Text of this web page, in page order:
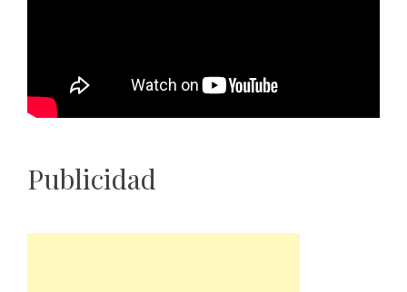
Publicidad